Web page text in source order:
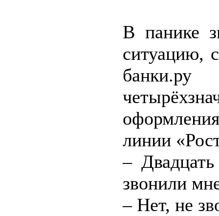
В панике
ситуацию,
линии
–
звонили
– Нет, не